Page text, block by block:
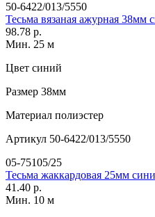
50-6422/013/5550
Тесьма вязаная ажурная 38мм
98.78 р.
Мин. 25 м
Цвет синий
Размер 38мм
Материал полиэстер
Артикул 50-6422/013/5550
05-75105/25
Тесьма жаккардовая 25мм
41.40 р.
Мин. 10 м